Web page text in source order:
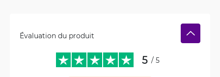
Évaluation du produit
5 / 5